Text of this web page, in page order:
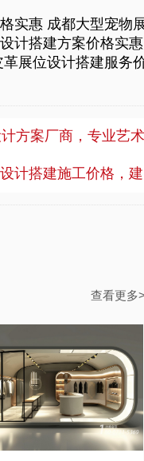
实惠 成都大型宠物
计搭建方案价格实惠
革展位设计搭建服务
，专业艺术展览设计价格实惠
，建博会展览展厅设计搭建服务商
查看更多